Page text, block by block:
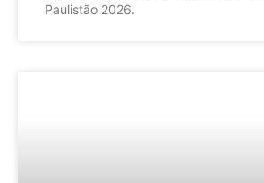
Paulistão 2026.